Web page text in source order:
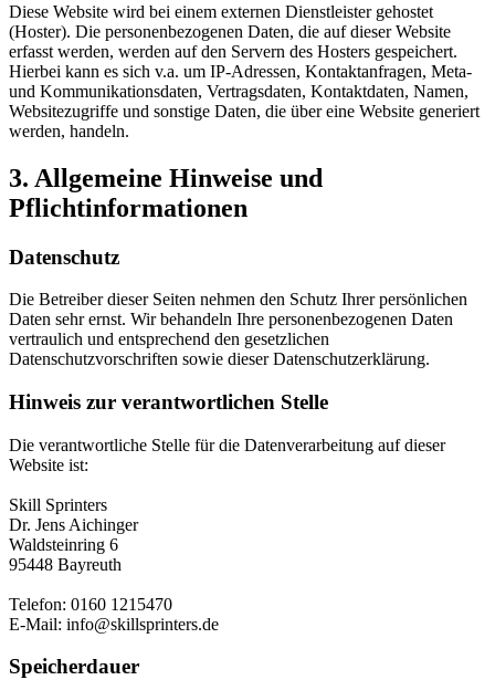
Diese Website wird bei einem externen Dienstleister gehostet
(Hoster). Die personenbezogenen Daten, die auf dieser Website
erfasst werden, werden auf den Servern des Hosters gespeichert.
Hierbei kann es sich v.a. um IP-Adressen, Kontaktanfragen, Meta-
und Kommunikationsdaten, Vertragsdaten, Kontaktdaten, Namen,
Websitezugriffe und sonstige Daten, die über eine Website generiert
werden, handeln.
3. Allgemeine Hinweise und
Pflichtinformationen
Datenschutz
Die Betreiber dieser Seiten nehmen den Schutz Ihrer persönlichen
Daten sehr ernst. Wir behandeln Ihre personenbezogenen Daten
vertraulich und entsprechend den gesetzlichen
Datenschutzvorschriften sowie dieser Datenschutzerklärung.
Hinweis zur verantwortlichen Stelle
Die verantwortliche Stelle für die Datenverarbeitung auf dieser
Website ist:
Skill Sprinters
Dr. Jens Aichinger
Waldsteinring 6
95448 Bayreuth
Telefon: 0160 1215470
E-Mail: info@skillsprinters.de
Speicherdauer